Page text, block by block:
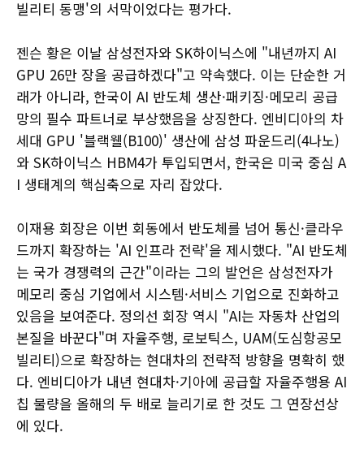
빌리티 동맹'의 서막이었다는 평가다.
젠슨 황은 이날 삼성전자와 SK하이닉스에 "내년까지 AI
GPU 26만 장을 공급하겠다"고 약속했다. 이는 단순한 거
래가 아니라, 한국이 AI 반도체 생산·패키징·메모리 공급
망의 필수 파트너로 부상했음을 상징한다. 엔비디아의 차
세대 GPU '블랙웰(B100)' 생산에 삼성 파운드리(4나노)
와 SK하이닉스 HBM4가 투입되면서, 한국은 미국 중심 A
I 생태계의 핵심축으로 자리 잡았다.
이재용 회장은 이번 회동에서 반도체를 넘어 통신·클라우
드까지 확장하는 'AI 인프라 전략'을 제시했다. "AI 반도체
는 국가 경쟁력의 근간"이라는 그의 발언은 삼성전자가
메모리 중심 기업에서 시스템·서비스 기업으로 진화하고
있음을 보여준다. 정의선 회장 역시 "AI는 자동차 산업의
본질을 바꾼다"며 자율주행, 로보틱스, UAM(도심항공모
빌리티)으로 확장하는 현대차의 전략적 방향을 명확히 했
다. 엔비디아가 내년 현대차·기아에 공급할 자율주행용 AI
칩 물량을 올해의 두 배로 늘리기로 한 것도 그 연장선상
에 있다.